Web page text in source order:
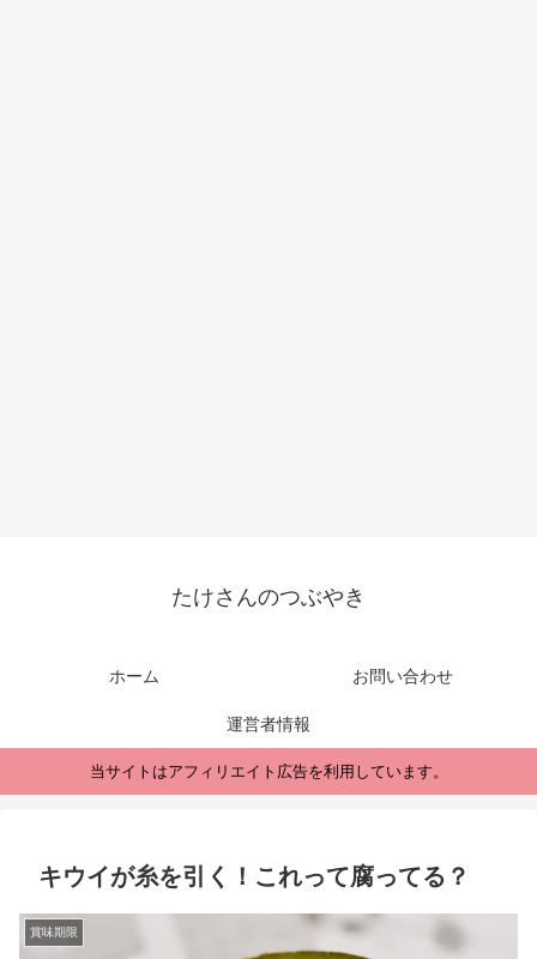
たけさんのつぶやき
ホーム お問い合わせ
運営者情報
当サイトはアフィリエイト広告を利用しています。
キウイが糸を引く！これって腐ってる？
賞味期限